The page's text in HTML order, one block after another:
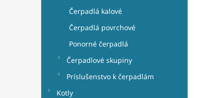
Čerpadlá kalové
Čerpadlá povrchové
Ponorné čerpadlá
Čerpadlové skupiny
Príslušenstvo k čerpadlám
Kotly